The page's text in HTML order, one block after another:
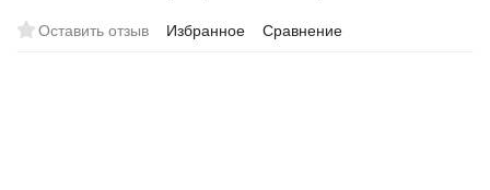
Оставить отзыв Избранное Сравнение